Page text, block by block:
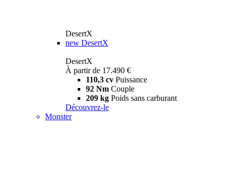
DesertX
new DesertX
DesertX
À partir de 17.490 €
110,3 cv Puissance
92 Nm Couple
209 kg Poids sans carburant
Découvrez-le
Monster